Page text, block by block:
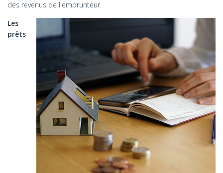
des revenus de l'emprunteur.
Les
prêts